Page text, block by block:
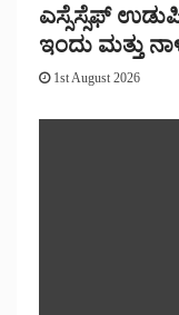
ಎಸ್ಸೆಸ್ಸೆಫ್
ಇಂದು ಮತ್ತು
1st August 2026